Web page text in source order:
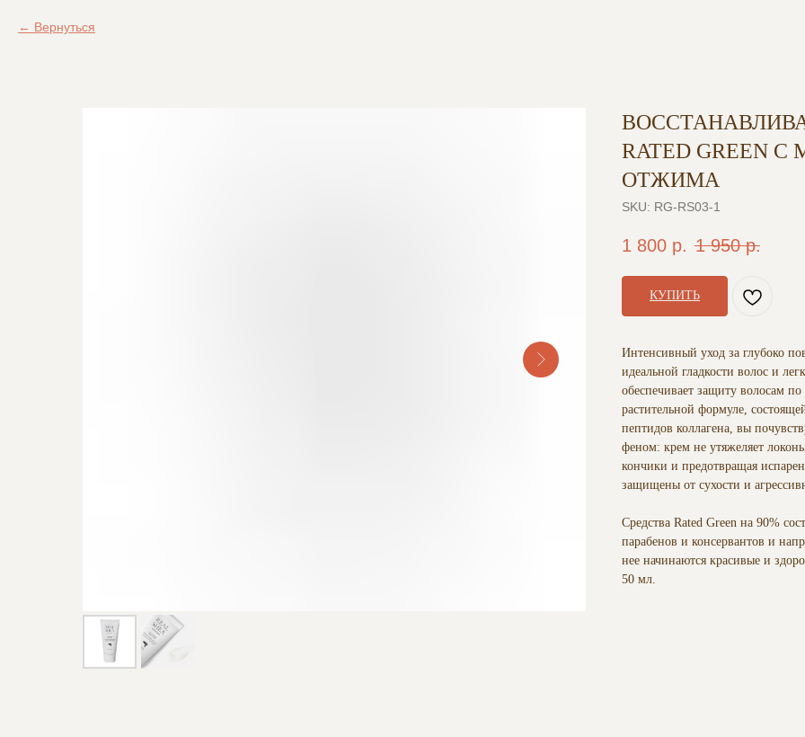
Вернуться
RATED GREEN
ОТЖИМА
SKU: RG-RS03-1
1 800 р. 1 950 р.
КУПИТЬ
Интенсивный уход за глубоко
идеальной гладкости волос и
обеспечивает защиту волосам
растительной формуле,
пептидов коллагена, вы
феном: крем не утяжеляет
кончики и предотвращая
защищены от сухости и
Средства Rated Green на 90%
парабенов и консервантов и
нее начинаются красивые и
50 мл.